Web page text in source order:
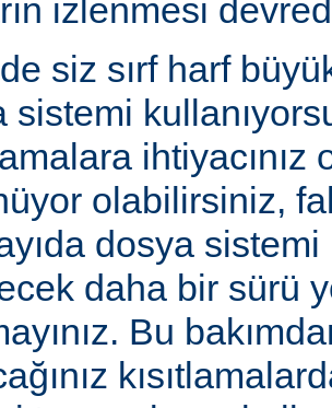
izlenmesi
siz sırf harf
sistemi
ihtiyacınız
olabilirsiniz,
dosya
daha bir sürü
Bu